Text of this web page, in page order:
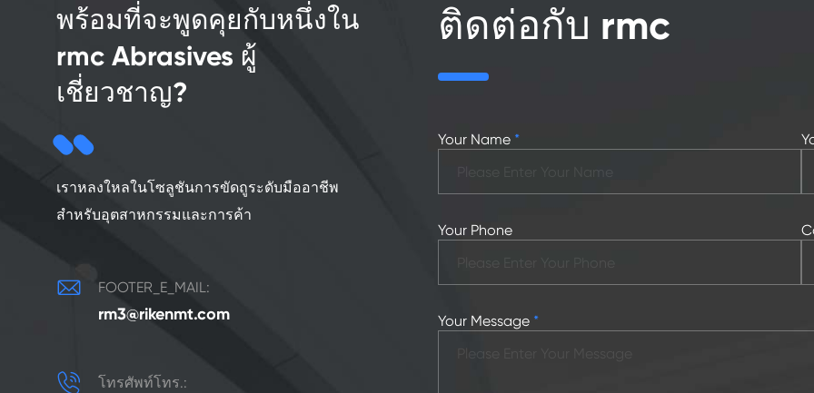
พร้อมที่จะพูดคุยกับหนึ่งใน
rmc Abrasives ผู้
เชี่ยวชาญ?
เราหลงใหลในโซลูชันการขัดถูระดับมืออาชีพ
สำหรับอุตสาหกรรมและการค้า
 FOOTER_E_MAIL:
rm3@rikenmt.com
 โทรศัพท์โทร.:
ติดต่อกับ rmc
Your Name *
Your Phone
Your Message *